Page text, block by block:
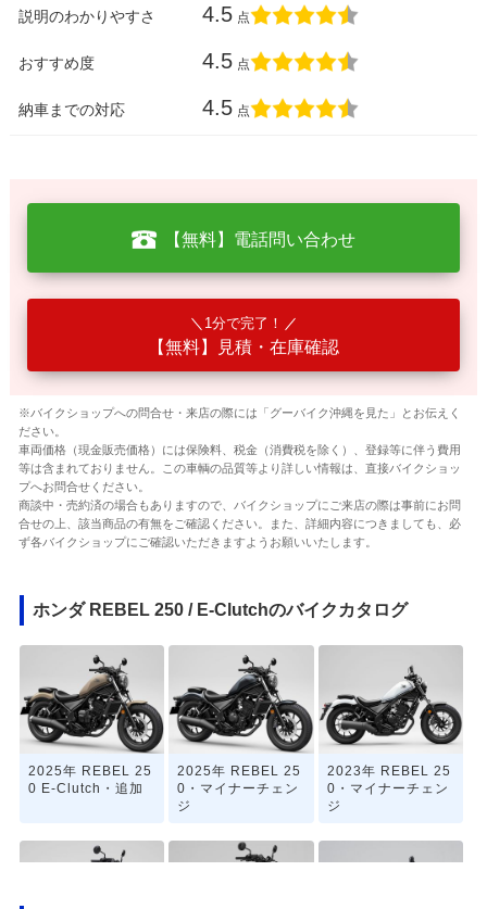
説明のわかりやすさ 4.5 点
おすすめ度 4.5 点
納車までの対応 4.5 点
【無料】電話問い合わせ
1分で完了！
【無料】見積・在庫確認
※バイクショップへの問合せ・来店の際には「グーバイク沖縄を見た」とお伝えく
ださい。
車両価格（現金販売価格）には保険料、税金（消費税を除く）、登録等に伴う費用
等は含まれておりません。この車輌の品質等より詳しい情報は、直接バイクショッ
プへお問合せください。
商談中・売約済の場合もありますので、バイクショップにご来店の際は事前にお問
合せの上、該当商品の有無をご確認ください。また、詳細内容につきましても、必
ず各バイクショップにご確認いただきますようお願いいたします。
ホンダ REBEL 250 / E-Clutchのバイクカタログ
2025年 REBEL 25
0 E-Clutch・追加
2025年 REBEL 25
0・マイナーチェン
ジ
2023年 REBEL 25
0・マイナーチェン
ジ